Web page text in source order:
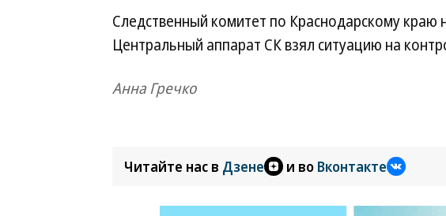
Следственный комитет по Краснодарскому краю
Центральный аппарат СК взял ситуацию на
Анна Гречко
Читайте нас в Дзене и во Вконтакте